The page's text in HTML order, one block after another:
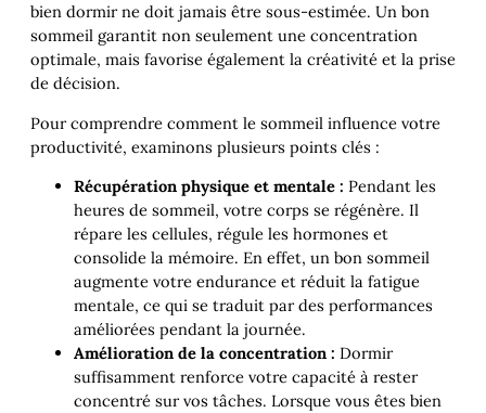
bien dormir ne doit jamais être sous-estimée. Un bon
sommeil garantit non seulement une concentration
optimale, mais favorise également la créativité et la prise
de décision.
Pour comprendre comment le sommeil influence votre
productivité, examinons plusieurs points clés :
Récupération physique et mentale : Pendant les
heures de sommeil, votre corps se régénère. Il
répare les cellules, régule les hormones et
consolide la mémoire. En effet, un bon sommeil
augmente votre endurance et réduit la fatigue
mentale, ce qui se traduit par des performances
améliorées pendant la journée.
Amélioration de la concentration : Dormir
suffisamment renforce votre capacité à rester
concentré sur vos tâches. Lorsque vous êtes bien